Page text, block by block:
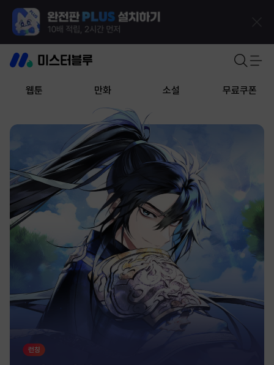
웹툰 만화 소설 무료쿠폰